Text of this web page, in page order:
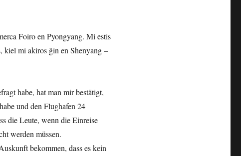
Foiro en Pyongyang. Mi estis
kiel mi akiros ĝin en Shenyang –
habe, hat man mir bestätigt,
und den Flughafen 24
die Leute, wenn die Einreise
werden müssen.
bekommen, dass es kein